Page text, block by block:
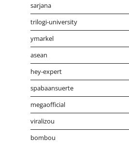
sarjana
trilogi-university
ymarkel
asean
hey-expert
spabaansuerte
megaofficial
viralizou
bombou